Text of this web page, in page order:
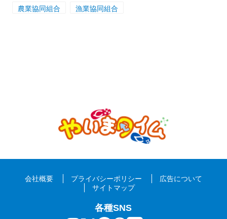
農業協同組合
漁業協同組合
会社概要 プライバシーポリシー
広告について
サイトマップ
各種SNS